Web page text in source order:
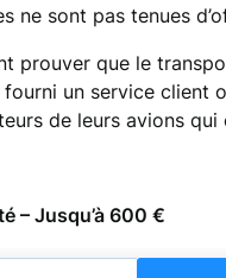
ne sont pas tenues
prouver que le
un service client
de leurs avions qui
– Jusqu’à 600 €